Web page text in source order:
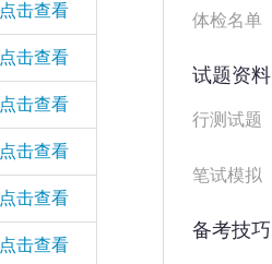
点击查看
点击查看
点击查看
点击查看
点击查看
点击查看
体检名单
试题资料
行测试题
笔试模拟
备考技巧